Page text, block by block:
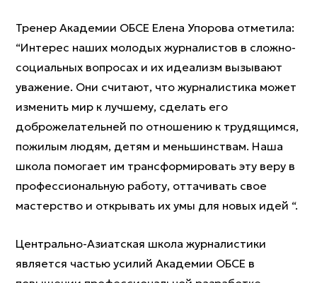
Тренер Академии ОБСЕ Елена Упорова отметила:
“Интерес наших молодых журналистов в сложно-
социальных вопросах и их идеализм вызывают
уважение. Они считают, что журналистика может
изменить мир к лучшему, сделать его
доброжелательней по отношению к трудящимся,
пожилым людям, детям и меньшинствам. Наша
школа помогает им трансформировать эту веру в
профессиональную работу, оттачивать свое
мастерство и открывать их умы для новых идей “.
Центрально-Азиатская школа журналистики
является частью усилий Академии ОБСЕ в